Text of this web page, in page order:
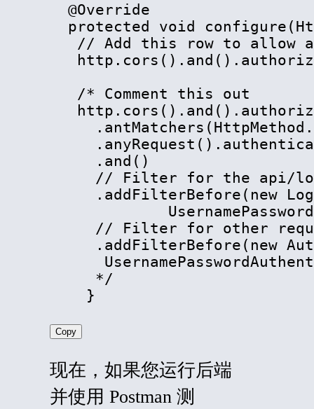
  @Override
protected void
// Add this row to allow
   /* Comment this out
     .and()
// Filter for the api/
.addFilterBefore(new
// Filter for other
.addFilterBefore(new
     */
    }
Copy
现在，如果您运行后端
并使用 Postman 测